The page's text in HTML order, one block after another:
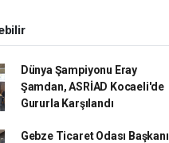
Dünya Şampiyonu Eray
Şamdan, ASRİAD Kocaeli'de
Gururla Karşılandı
Gebze Ticaret Odası Başkanı